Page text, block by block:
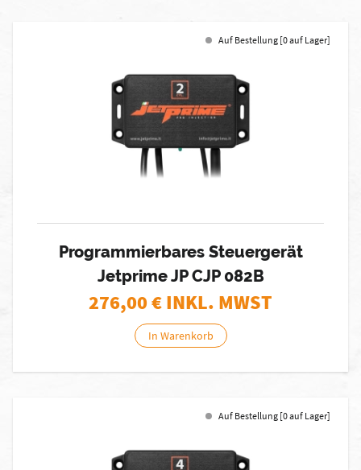
Auf Bestellung [0 auf Lager]
Programmierbares Steuergerät
Jetprime JP CJP 082B
276,00€ INKL. MWST
In Warenkorb
Auf Bestellung [0 auf Lager]